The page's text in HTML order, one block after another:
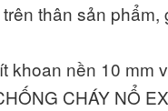
thân sản
khoan nền 10 mm
CHÁY NỔ